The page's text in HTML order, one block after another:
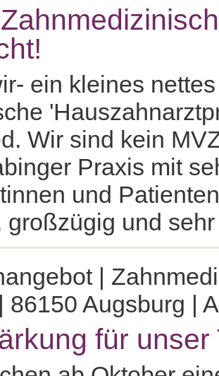
ein kleines
Wir sind kein
Praxis mit
und
großzügig und
|
86150 Augsburg |
für